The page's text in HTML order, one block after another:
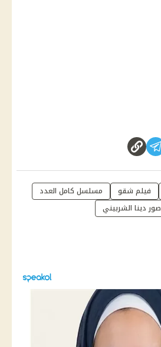
فيلم شقو
مسلسل كامل العدد
صور دينا الشربيني